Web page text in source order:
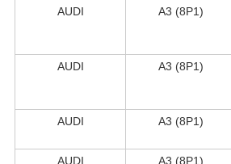
AUDI
A3 (8P1)
AUDI
A3 (8P1)
AUDI
A3 (8P1)
AUDI
A3 (8P1)